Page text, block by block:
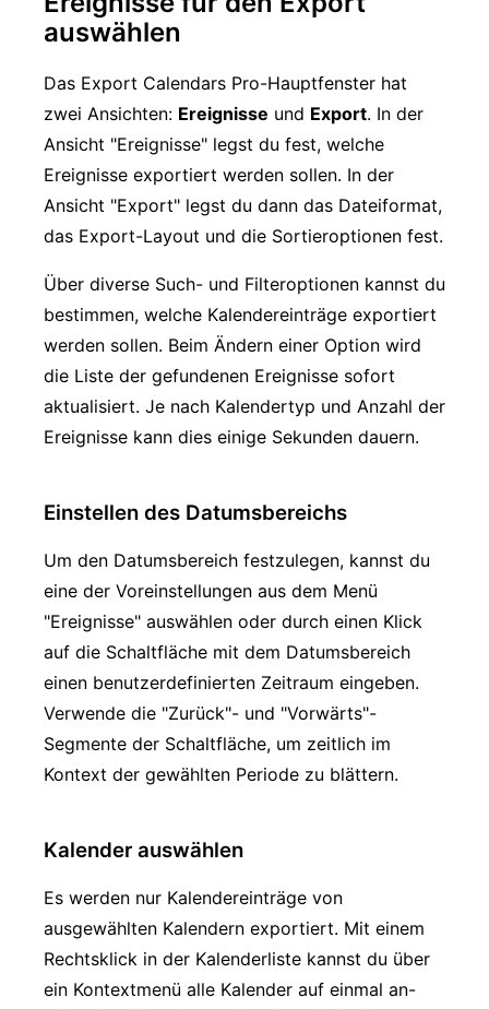
auswählen
Das Export Calendars Pro-Hauptfenster hat
zwei Ansichten: Ereignisse und Export. In der
Ansicht "Ereignisse" legst du fest, welche
Ereignisse exportiert werden sollen. In der
Ansicht "Export" legst du dann das Dateiformat,
das Export-Layout und die Sortieroptionen fest.
Über diverse Such- und Filteroptionen kannst du
bestimmen, welche Kalendereinträge exportiert
werden sollen. Beim Ändern einer Option wird
die Liste der gefundenen Ereignisse sofort
aktualisiert. Je nach Kalendertyp und Anzahl der
Ereignisse kann dies einige Sekunden dauern.
Einstellen des Datumsbereichs
Um den Datumsbereich festzulegen, kannst du
eine der Voreinstellungen aus dem Menü
"Ereignisse" auswählen oder durch einen Klick
auf die Schaltfläche mit dem Datumsbereich
einen benutzerdefinierten Zeitraum eingeben.
Verwende die "Zurück"- und "Vorwärts"-
Segmente der Schaltfläche, um zeitlich im
Kontext der gewählten Periode zu blättern.
Kalender auswählen
Es werden nur Kalendereinträge von
ausgewählten Kalendern exportiert. Mit einem
Rechtsklick in der Kalenderliste kannst du über
ein Kontextmenü alle Kalender auf einmal an-